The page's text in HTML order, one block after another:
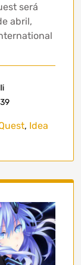
será
abril,
, Idea